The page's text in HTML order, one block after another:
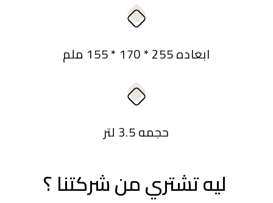
ابعاده 255 * 170 * 155 ملم
حجمه 3.5 لتر